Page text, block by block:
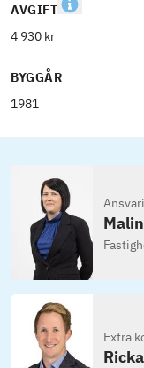
AVGIFT
4 930 kr
BYGGÅR
1981
Extra